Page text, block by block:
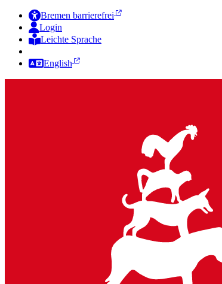
Bremen barrierefrei
Login
Leichte Sprache
English